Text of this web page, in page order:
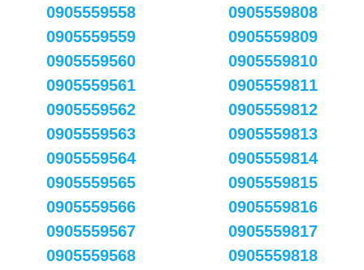
0905559558
0905559559
0905559560
0905559561
0905559562
0905559563
0905559564
0905559565
0905559566
0905559567
0905559568
0905559808
0905559809
0905559810
0905559811
0905559812
0905559813
0905559814
0905559815
0905559816
0905559817
0905559818